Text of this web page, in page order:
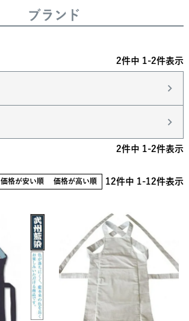
ブランド
2件中 1-2件表示
2件中 1 -2件表示
価格が安い順 価格が高い順 12件中 1 -12件表示